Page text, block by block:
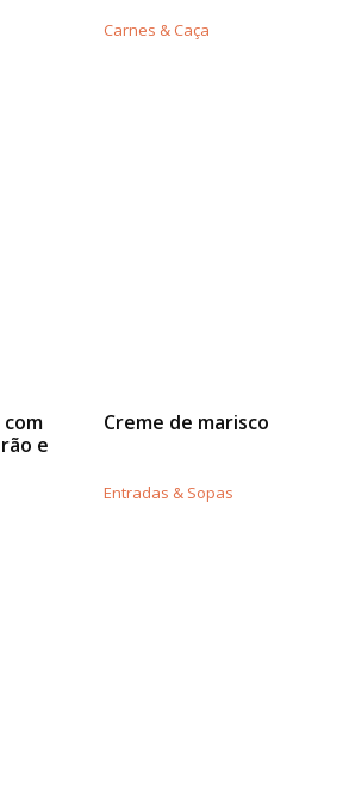
Carnes & Caça
e
Creme de marisco
Entradas & Sopas